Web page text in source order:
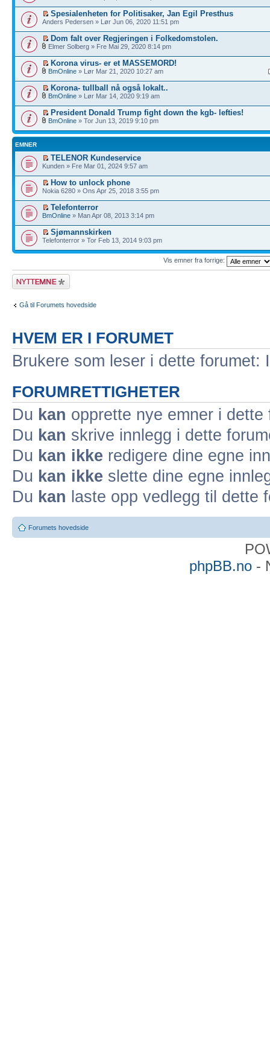
Spesialenheten for Politisaker, Jan Egil Presthus
Anders Pedersen » Lør Jun 06, 2020 11:51 pm
Dom falt over Regjeringen i Folkedomstolen.
Elmer Solberg » Fre Mai 29, 2020 8:14 pm
Korona virus- er et MASSEMORD!
BmOnline » Lør Mar 21, 2020 10:27 am
Korona- tullball nå også lokalt..
BmOnline » Lør Mar 14, 2020 9:19 am
President Donald Trump fight down the kgb- lefties!
BmOnline » Tor Jun 13, 2019 9:10 pm
EMNER
TELENOR Kundeservice
Kunden » Fre Mar 01, 2024 9:57 am
How to unlock phone
Nokia 6280 » Ons Apr 25, 2018 3:55 pm
Telefonterror
BmOnline » Man Apr 08, 2013 3:14 pm
Sjømannskirken
Telefonterror » Tor Feb 13, 2014 9:03 pm
Vis emner fra forrige:
Legg inn et nytt
emne
Gå til Forumets hovedside
HVEM ER I FORUMET
Brukere som leser i dette
FORUMRETTIGHETER
Du kan opprette nye emner i dette
Du kan skrive innlegg i dette
Du kan ikke redigere dine egne
Du kan ikke slette dine egne
Du kan laste opp vedlegg til dette
Forumets hovedside
phpBB.no-